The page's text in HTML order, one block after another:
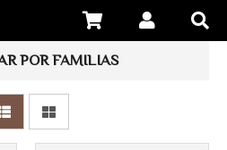
POR FAMILIAS